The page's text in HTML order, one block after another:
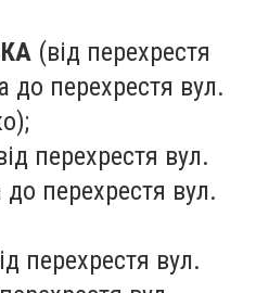
(від перехрестя
до перехрестя вул.
перехрестя вул.
до перехрестя вул.
перехрестя вул.